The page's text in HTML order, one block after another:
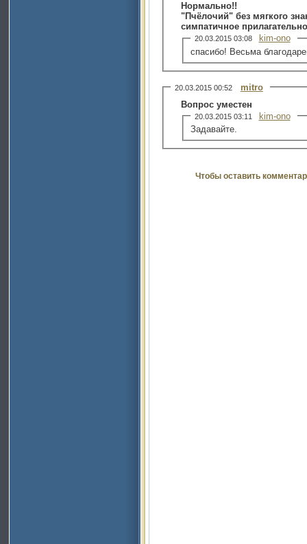
Нормально!!
"Пчёлочий" без мягкого
симпатичное
20.03.2015 03:08
kim-ono
спасибо! Весьма
20.03.2015 00:52
mitro
Вопрос уместен
20.03.2015 03:11
kim-ono
Задавайте.
Чтобы оставить